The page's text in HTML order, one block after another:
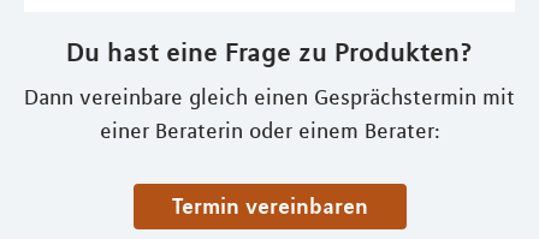
Du hast eine Frage zu Produkten?
Dann vereinbare gleich einen Gesprächstermin mit
einer Beraterin oder einem Berater:
Termin vereinbaren